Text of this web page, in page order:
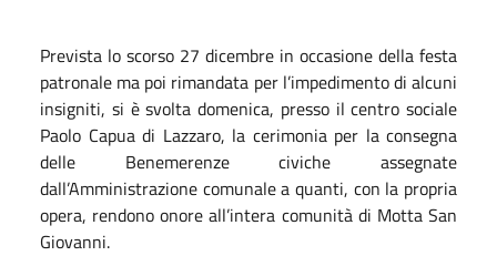
Prevista lo scorso 27 dicembre in occasione della festa
patronale ma poi rimandata per l’impedimento di alcuni
insigniti, si è svolta domenica, presso il centro sociale
Paolo Capua di Lazzaro, la cerimonia per la consegna
delle Benemerenze civiche assegnate
dall’Amministrazione comunale a quanti, con la propria
opera, rendono onore all’intera comunità di Motta San
Giovanni.